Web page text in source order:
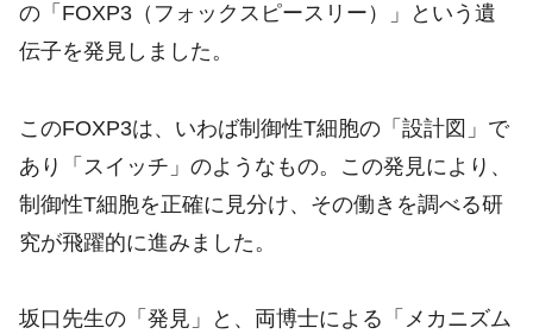
の「FOXP3（フォックスピースリー）」という遺
伝子を発見しました。
このFOXP3は、いわば制御性T細胞の「設計図」で
あり「スイッチ」のようなもの。この発見により、
制御性T細胞を正確に見分け、その働きを調べる研
究が飛躍的に進みました。
坂口先生の「発見」と、両博士による「メカニズム